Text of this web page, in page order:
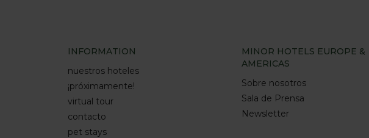
INFORMATION
nuestros hoteles
¡próximamente!
virtual tour
contacto
pet stays
MINOR HOTELS EUROPE &
AMERICAS
Sobre nosotros
Sala de Prensa
Newsletter